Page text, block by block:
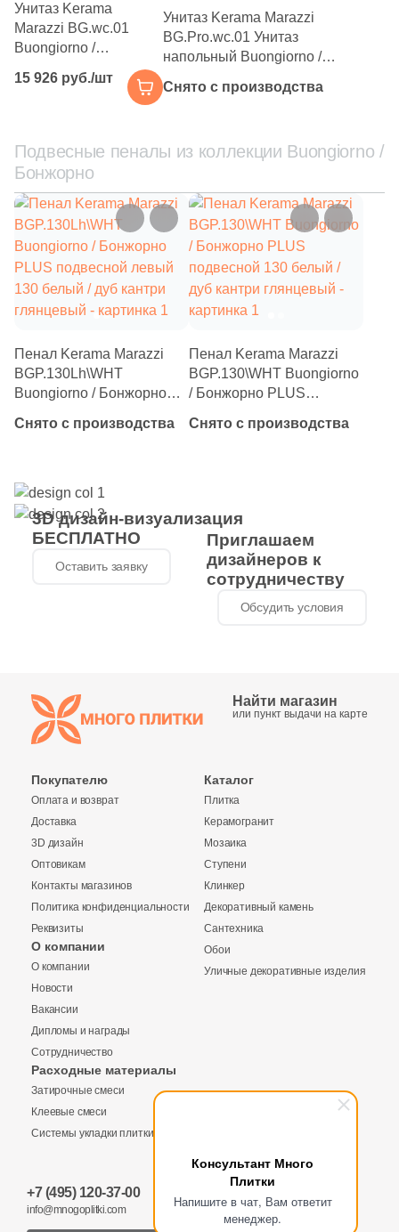
Консультант Много
Плитки
Напишите в чат, Вам ответит
менеджер.
Унитаз Kerama
Marazzi BG.wc.01
Buongiorno /
напольный
сиденья белый
глянцевый
15 926 руб./шт
Унитаз Kerama Marazzi
BG.Pro.wc.01 Унитаз
напольный Buongiorno /
глянцевый
Снято с производства
Подвесные пеналы из коллекции Buongiorno /
Бонжорно
Пенал Kerama Marazzi
BGP.130Lh\WHT
Buongiorno / Бонжорно
130 белый / дуб кантри
Снято с производства
Пенал Kerama Marazzi
BGP.130\WHT Buongiorno
/ Бонжорно PLUS
дуб кантри глянцевый
Снято с производства
3D дизайн-визуализация
БЕСПЛАТНО
Оставить заявку
Приглашаем
дизайнеров к
сотрудничеству
Обсудить условия
Купить в 1 клик
Количество
5 540 руб.
Заявка на бесплатный 3D дизайн
Обратная связь
Ваше имя
Найти магазин
или пункт выдачи на карте
Покупателю
Оплата и возврат
Доставка
3D дизайн
Оптовикам
Контакты магазинов
Политика конфиденциальности
Реквизиты
О компании
О компании
Новости
Вакансии
Дипломы и награды
Сотрудничество
Расходные материалы
Затирочные смеси
Клеевые смеси
Системы укладки плитки
Каталог
Плитка
Керамогранит
Мозаика
Ступени
Клинкер
Декоративный камень
Сантехника
Обои
Уличные декоративные изделия
+7 (495) 120-37-00
info@mnogoplitki.com